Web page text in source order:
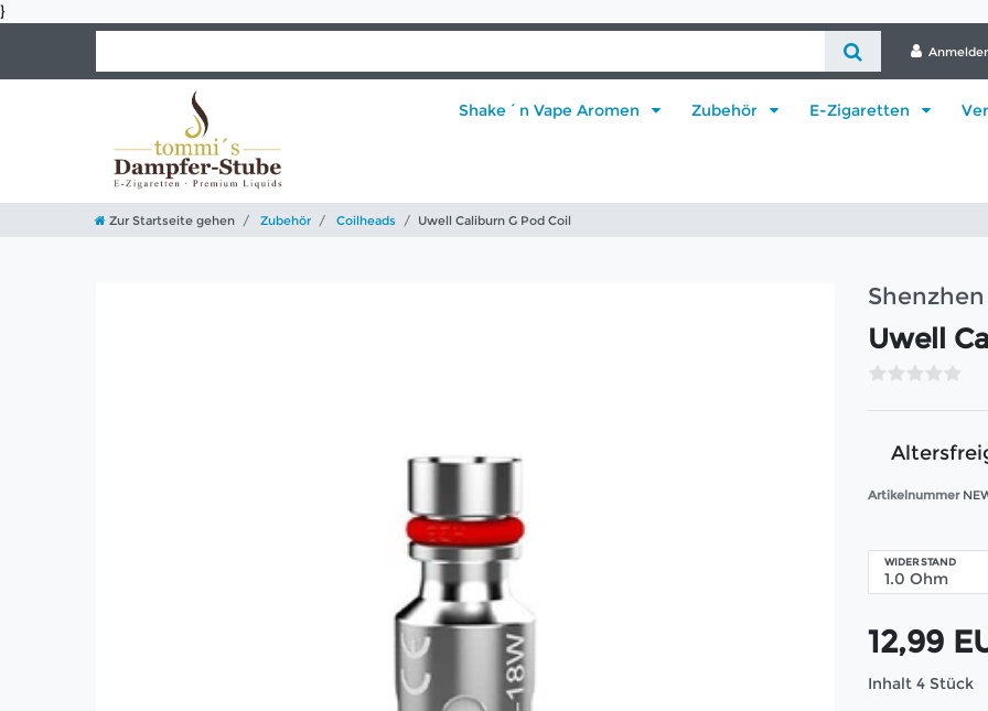
}
Shake´n Vape Aromen Zubehör E-Zigaretten
Zur Startseite gehen Zubehör Coilheads Uwell Caliburn G Pod Coil
Uwell
Artikelnummer
WIDERSTAND
12,99
Inhalt 4 Stück